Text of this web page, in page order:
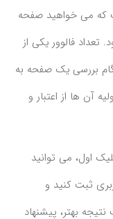
که می خواهید صفحه
تعداد فالوور یکی از
بررسی یک صفحه به
آن ها از اعتبار و
اول، می توانید
ثبت کنید و
بهتر، پیشنهاد